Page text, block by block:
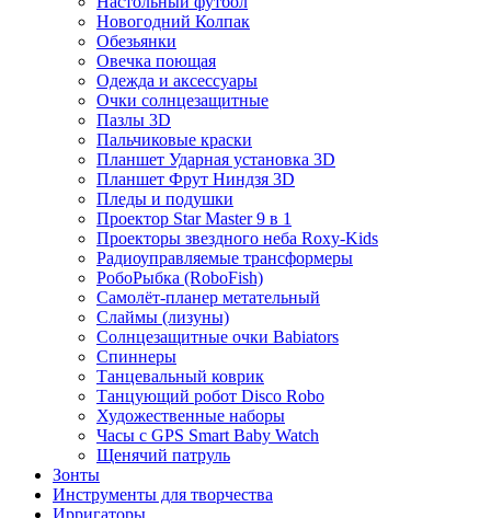
Новогодний Колпак
Обезьянки
Овечка поющая
Одежда и аксессуары
Очки солнцезащитные
Пазлы 3D
Пальчиковые краски
Планшет Ударная установка 3D
Планшет Фрут Ниндзя 3D
Пледы и подушки
Проектор Star Master 9 в 1
Проекторы звездного неба Roxy-Kids
Радиоуправляемые трансформеры
РобоРыбка (RoboFish)
Самолёт-планер метательный
Слаймы (лизуны)
Солнцезащитные очки Babiators
Спиннеры
Танцевальный коврик
Танцующий робот Disco Robo
Художественные наборы
Часы с GPS Smart Baby Watch
Щенячий патруль
Зонты
Инструменты для творчества
Ирригаторы